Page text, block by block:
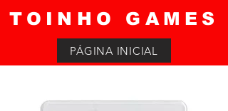
TOINHO GAMES
PÁGINA INICIAL